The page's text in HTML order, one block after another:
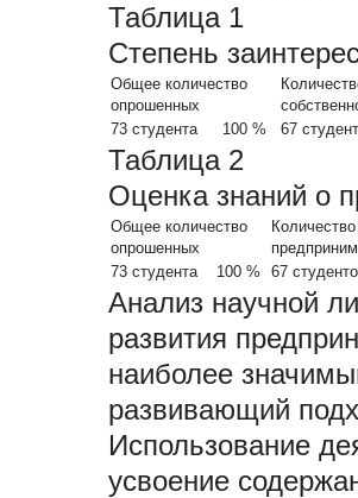
Таблица 1
Степень
Общее количество
опрошенных
73 студента
100 % 67
Таблица 2
Оценка знаний о
Общее количество
опрошенных
73 студента
100 % 67
Анализ научной
развития
наиболее
развивающий
Использование
усвоение